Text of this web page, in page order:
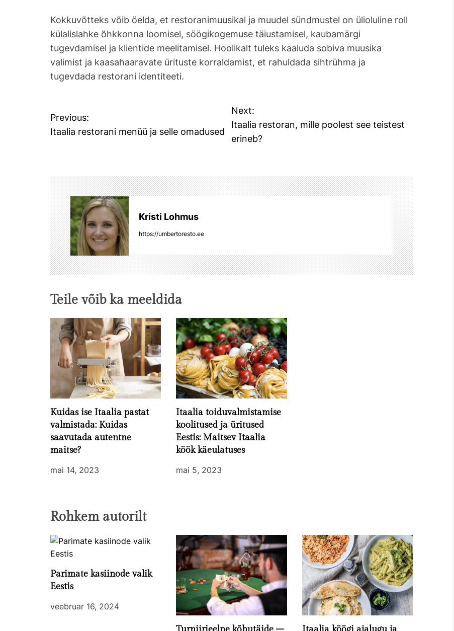
Kokkuvõtteks võib öelda, et restoranimuusikal ja muudel sündmustel on ülioluline roll
külalislahke õhkkonna loomisel, söögikogemuse täiustamisel, kaubamärgi
tugevdamisel ja klientide meelitamisel. Hoolikalt tuleks kaaluda sobiva muusika
valimist ja kaasahaaravate ürituste korraldamist, et rahuldada sihtrühma ja
tugevdada restorani identiteeti.
N
a
i
g
e
e
r
m
i
n
e
Previous:
Itaalia restorani menüü ja selle omadused
Next:
Itaalia restoran, mille poolest see teistest
erineb?
Kristi Lohmus
https://umbertoresto.ee
Teile võib ka meeldida
Kuidas ise Itaalia pastat
valmistada: Kuidas
saavutada autentne
maitse?
mai 14, 2023
Itaalia toiduvalmistamise
koolitused ja üritused
Eestis: Maitsev Itaalia
köök käeulatuses
mai 5, 2023
Rohkem autorilt
Parimate kasiinode valik
Eestis
veebruar 16, 2024